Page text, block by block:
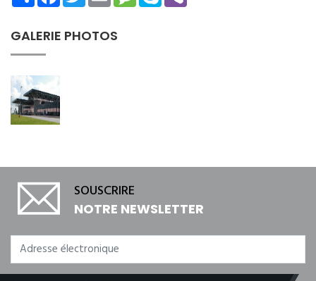
GALERIE PHOTOS
SOUSCRIRE
NOTRE NEWSLETTER